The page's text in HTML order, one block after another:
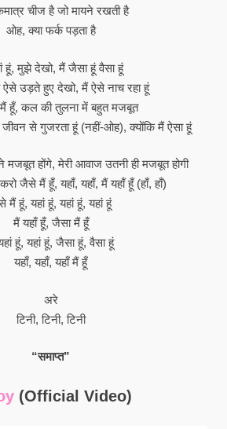
चीज है जो मायने रखती है
ओह, क्या फर्क पड़ता है
हूं, मुझे देखो, मैं जैसा हूं वैसा हूं
ऐसे उड़ते हुए देखो, मैं ऐसे नाच रहा हूं
हूँ, कल की तुलना में बहुत मजबूत
से गुजरता हूं (नहीं-ओह), क्योंकि मैं ऐसा हूं
होंगे, मेरी आवाज उतनी ही मजबूत होगी
जैसे मैं हूँ, यहाँ, यहाँ, मैं यहाँ हूँ (हाँ, हाँ)
मैं हूं, यहां हूं, यहां हूं, यहां हूं
मैं यहाँ हूँ, जैसा मैं हूँ
हूं, यहां हूं, जैसा हूं, वैसा हूं
यहाँ, यहाँ, यहाँ मैं हूँ
अरे
टिनी, टिनी, टिनी
“समाप्त”
(Official Video)